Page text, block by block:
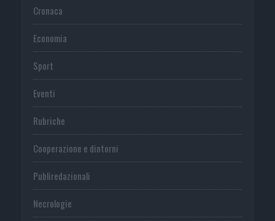
Cronaca
Economia
Sport
Eventi
Rubriche
Cooperazione e dintorni
Publiredazionali
Necrologie